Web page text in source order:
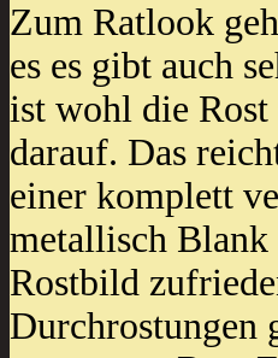
Zum Ratlook
es es gibt auch
ist wohl die
darauf. Das
einer komplett
metallisch Blank
Rostbild
Durchrostungen